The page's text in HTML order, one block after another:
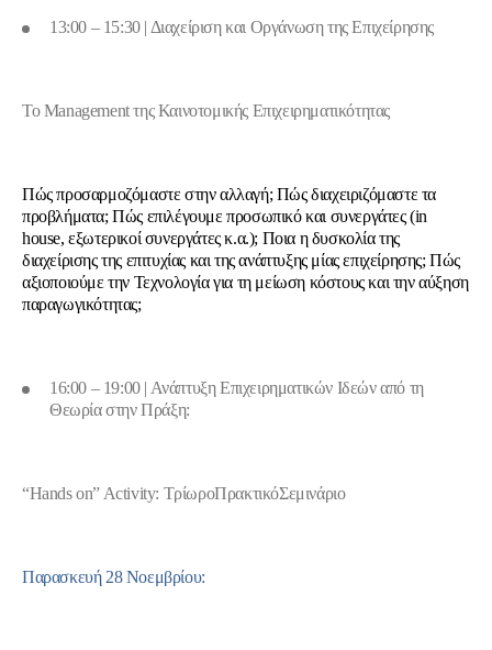
13:00 – 15:30 | Διαχείριση και Οργάνωση της Επιχείρησης
Το Management της Καινοτομικής Επιχειρηματικότητας
Πώς προσαρμοζόμαστε στην αλλαγή; Πώς διαχειριζόμαστε τα
προβλήματα; Πώς επιλέγουμε προσωπικό και συνεργάτες (in
house, εξωτερικοί συνεργάτες κ.α.); Ποια η δυσκολία της
διαχείρισης της επιτυχίας και της ανάπτυξης μίας επιχείρησης; Πώς
αξιοποιούμε την Τεχνολογία για τη μείωση κόστους και την αύξηση
παραγωγικότητας;
16:00 – 19:00 | Ανάπτυξη Επιχειρηματικών Ιδεών από τη
Θεωρία στην Πράξη:
“Hands on” Activity: ΤρίωροΠρακτικόΣεμινάριο
Παρασκευή 28 Νοεμβρίου: